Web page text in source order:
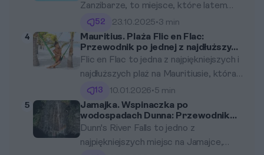
hotele, oraz jakie atrakcje czekają na
Ciebie w tej bajecznej części Tajlandii.
Zanzibarze, to miejsce, które latem
przyciąga rzesze turystów. Co więcej,
zima to doskonały czas, aby odwiedzić
to miejsce! Ten przewodnik
przedstawia najciekawsze atrakcje,
jakie oferuje Paje: od ekscytującego
kitesurfingu po fascynującą
obserwację odpływów i wizytę w
Jozani Forest.
52 23.10.2025•3 min
4
Mauritius. Plaża Flic en Flac:
Przewodnik po jednej z najdłuższych
plaż
Flic en Flac to jedna z najpiękniejszych i
najdłuższych plaż na Mauritiusie, która
przyciąga turystów z całego świata. Z
otaczającymi ją palmami i turkusową
wodą, to miejsce oferuje zarówno
relaks, jak i wiele aktywności. W tym
przewodniku odkryjesz lokalne
13 10.01.2026•5 min
5
Jamajka. Wspinaczka po
wodospadach Dunna: Przewodnik
po najsłynniejszej atrakcji Jamajki
Dunn's River Falls to jedno z
najpiękniejszych miejsc na Jamajce,